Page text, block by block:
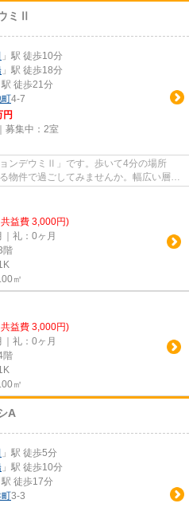
ミⅡ
」駅 徒歩10分
」駅 徒歩18分
駅 徒歩21分
4-7
円
募集中： 2室
ンデウミⅡ」です。歩いて4分の場所
物件で過ごしてみませんか。幅広い層に
益費 3,000円)
｜礼：0ヶ月
階
㎡
益費 3,000円)
｜礼：0ヶ月
階
㎡
A
」駅 徒歩5分
」駅 徒歩10分
駅 徒歩17分
3-3